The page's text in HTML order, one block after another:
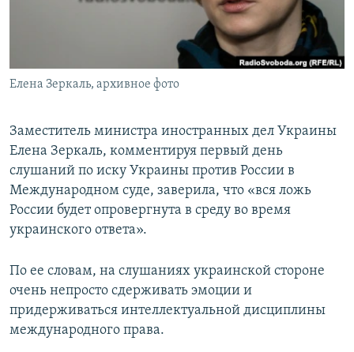
КРЫМ.НЕПОКОРЕННЫЙ
Все сайты RFE/RL
Елена Зеркаль, архивное фото
Заместитель министра иностранных дел Украины
Елена Зеркаль, комментируя первый день
слушаний по иску Украины против России в
Международном суде, заверила, что «вся ложь
России будет опровергнута в среду во время
украинского ответа».
По ее словам, на слушаниях украинской стороне
очень непросто сдерживать эмоции и
придерживаться интеллектуальной дисциплины
международного права.